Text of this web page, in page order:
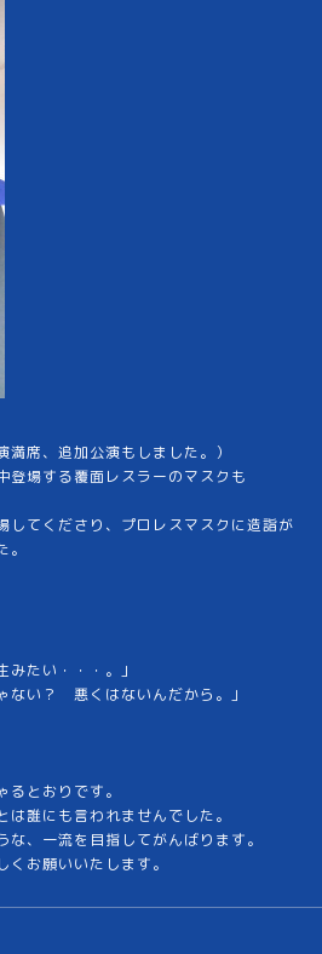
席、追加公演もしました。）
登場する覆面レスラーのマスクも
してくださり、プロレスマスクに造詣が
たい・・・。」
い？ 悪くはないんだから。」
とおりです。
誰にも言われませんでした。
、一流を目指してがんばります。
お願いいたします。